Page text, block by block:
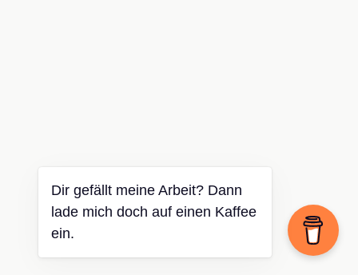
Dir gefällt meine Arbeit? Dann
lade mich doch auf einen Kaffee
ein.